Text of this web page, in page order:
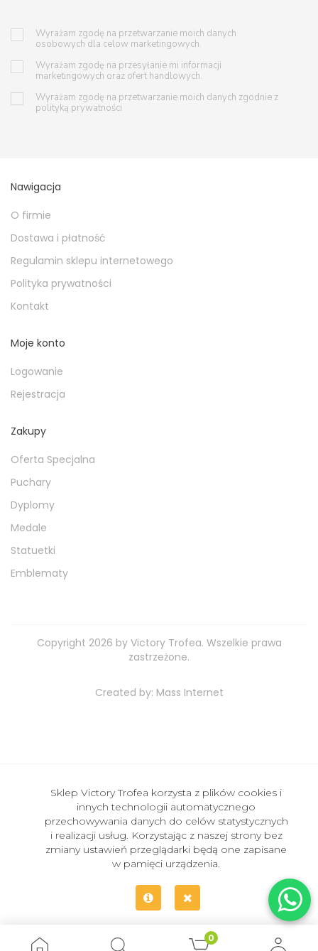
Wyrażam zgodę na przetwarzanie moich danych
osobowych dla celow marketingowych.
Wyrażam zgodę na przesyłanie mi informacji
marketingowych oraz ofert handlowych.
Wyrażam zgodę na przetwarzanie moich danych zgodnie z
polityką prywatności
Nawigacja
O firmie
Dostawa i płatność
Regulamin sklepu internetowego
Polityka prywatności
Kontakt
Moje konto
Logowanie
Rejestracja
Zakupy
Oferta Specjalna
Puchary
Dyplomy
Medale
Statuetki
Emblematy
Copyright 2026 by Victory Trofea. Wszelkie prawa
zastrzeżone.
Created by: Mass Internet
0
Sklep Victory Trofea korzysta z plików cookies i
innych technologii automatycznego
przechowywania danych do celów statystycznych
i realizacji usług. Korzystając z naszej strony bez
zmiany ustawień przeglądarki będą one zapisane
w pamięci urządzenia.